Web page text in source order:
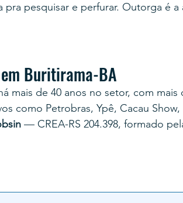
pra pesquisar e perfurar. Outorga é
Buritirama-BA
mais de 40 anos no setor, com mais
como Petrobras, Ypê, Cacau Show,
— CREA-RS 204.398, formado